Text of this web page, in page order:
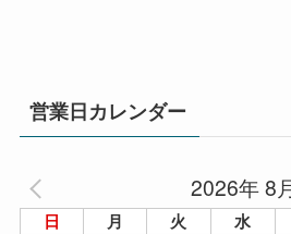
営業日カレンダー
2026年 8
日 月 火 水